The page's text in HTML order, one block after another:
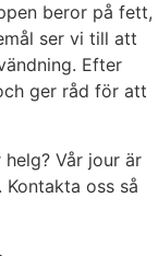
beror på fett,
ser vi till att
Efter
ger råd för att
Vår jour är
oss så